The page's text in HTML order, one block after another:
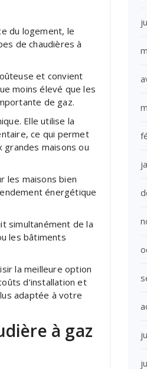
du logement, le
de chaudières à
et convient
moins élevé que les
de gaz.
Elle utilise la
ce qui permet
grandes maisons ou
les maisons bien
énergétique
simultanément de la
les bâtiments
la meilleure option
d’installation et
adaptée à votre
à gaz